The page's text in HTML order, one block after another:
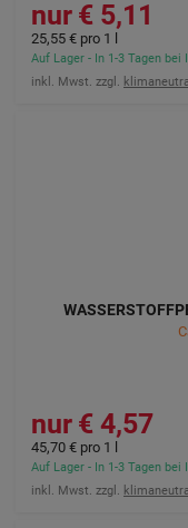
5,11 €
Auf Lager - In 1-3 Tagen
inkl. Mwst. zzgl.
25,55 € pro 1 l
4,57 €
Auf Lager - In 1-3 Tagen
inkl. Mwst. zzgl.
45,70 € pro 1 l